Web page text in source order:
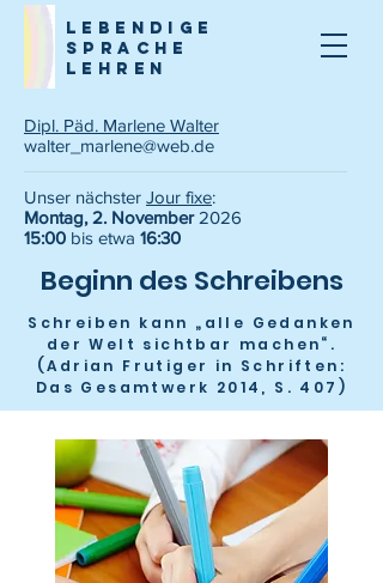
Dipl. Päd. Marlene Walter
walter_marlene@web.de
lebendige
sprache
lehren
Unser nächster Jour fixe:
Montag, 2. November2026
15:00 bis etwa 16:30
Beginn des Schreibens
Schreiben kann „alle Gedanken
der Welt sichtbar machen“.
(Adrian Frutiger in Schriften:
Das Gesamtwerk 2014, S. 407)